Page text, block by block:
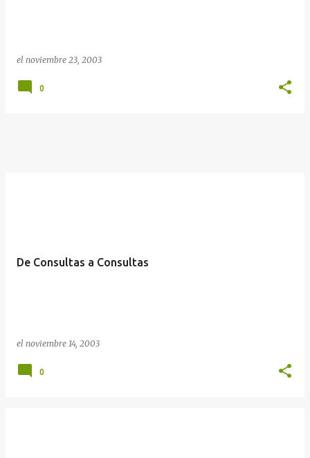
el noviembre 23, 2003
0
De Consultas a Consultas
el noviembre 14, 2003
0